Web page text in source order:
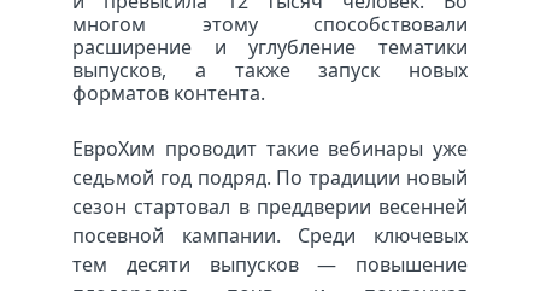
многом этому способствовали
расширение и углубление тематики
выпусков, а также запуск новых
форматов контента.
ЕвроХим проводит такие вебинары уже
седьмой год подряд. По традиции новый
сезон стартовал в преддверии весенней
посевной кампании. Среди ключевых
тем десяти выпусков — повышение